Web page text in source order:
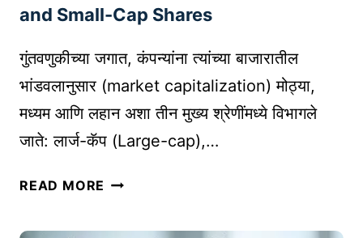
T
N
G
O
R
O
-
म्हा
ला
मा
हि
and Small-Cap Shares
गुंतवणुकीच्या जगात, कंपन्यांना त्यांच्या बाजारातील
भांडवलानुसार (market capitalization) मोठ्या,
मध्यम आणि लहान अशा तीन मुख्य श्रेणींमध्ये विभागले
जाते: लार्ज-कॅप (Large-cap),…
READ MORE मि